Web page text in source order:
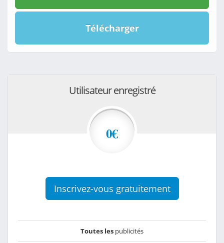
Télécharger
Utilisateur enregistré
0€
Inscrivez-vous gratuitement
Toutes les publicités